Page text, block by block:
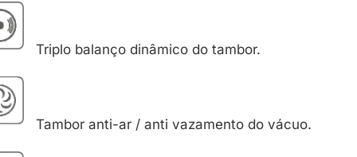
Triplo balanço dinâmico do tambor.
Tambor anti-ar / anti vazamento do vácuo.